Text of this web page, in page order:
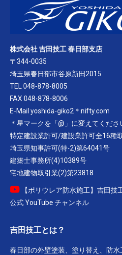
株式会社 吉田技工 春日部支店
〒344-0035
埼玉県春日部市谷原新田2015
TEL 048-878-8005
FAX 048-878-8006
E-Mail yoshida-giko2＊nifty.com
＊星マークを「@」に変えてくださ
特定建設業許可/建設業許可全16種
埼玉県知事許可(特-2)第64041号
建築士事務所(4)10389号
宅地建物取引業(2)第23818
【ポリウレア防水施工】吉田技
公式 YouTube チャンネル
吉田技工とは？
春日部の外壁塗装、塗り替え、防